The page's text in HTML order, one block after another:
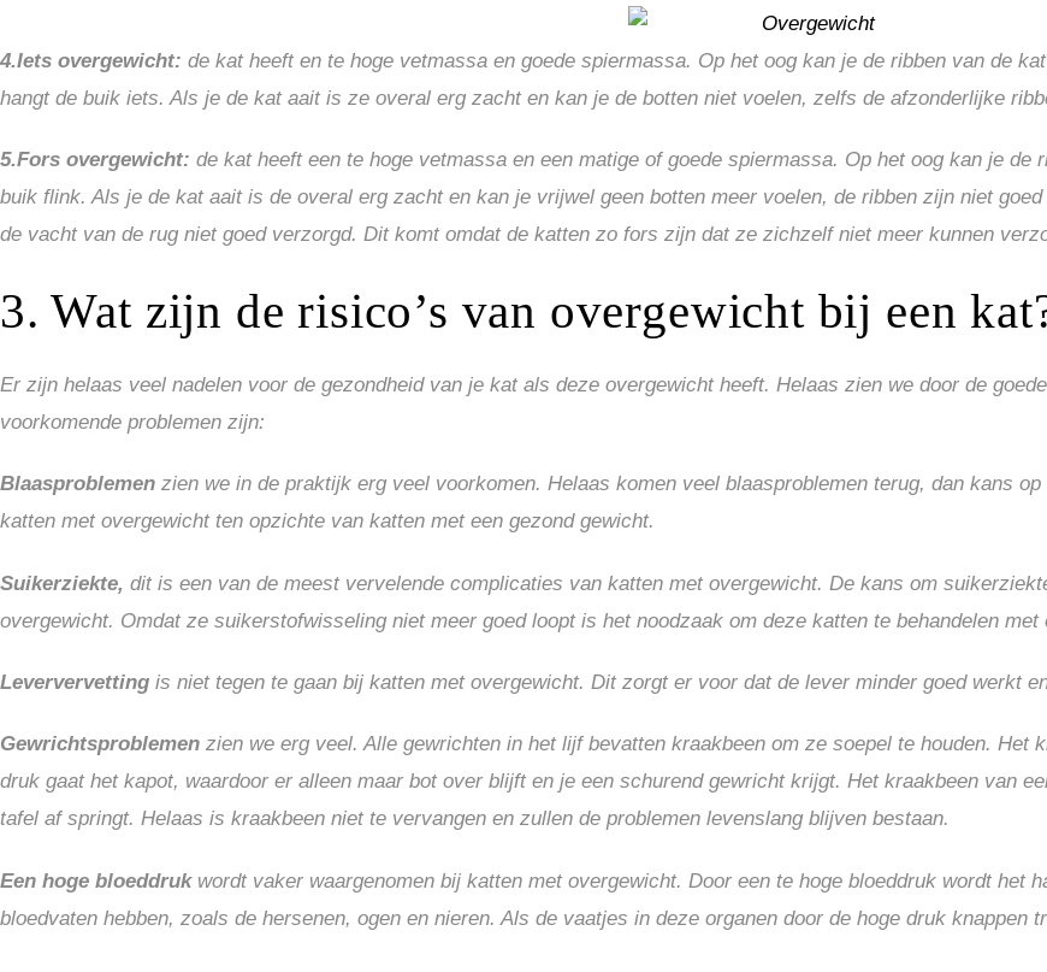
4.Iets overgewicht: de kat heeft en te hoge vetmassa en goede spiermassa. Op het oog kan je de ribben van de
hangt de buik iets. Als je de kat aait is ze overal erg zacht en kan je de botten niet voelen, zelfs de afzonderlijke
5.Fors overgewicht: de kat heeft een te hoge vetmassa en een matige of goede spiermassa. Op het oog kan je
buik flink. Als je de kat aait is de overal erg zacht en kan je vrijwel geen botten meer voelen, de ribben zijn niet
de vacht van de rug niet goed verzorgd. Dit komt omdat de katten zo fors zijn dat ze zichzelf niet meer kunnen
3. Wat zijn de risico’s van overgewicht bij een
Er zijn helaas veel nadelen voor de gezondheid van je kat als deze overgewicht heeft. Helaas zien we door de
voorkomende problemen zijn:
Blaasproblemen zien we in de praktijk erg veel voorkomen. Helaas komen veel blaasproblemen terug, dan kans
katten met overgewicht ten opzichte van katten met een gezond gewicht.
Suikerziekte, dit is een van de meest vervelende complicaties van katten met overgewicht. De kans om
overgewicht. Omdat ze suikerstofwisseling niet meer goed loopt is het noodzaak om deze katten te behandelen
Leververvetting is niet tegen te gaan bij katten met overgewicht. Dit zorgt er voor dat de lever minder goed werkt
Gewrichtsproblemen zien we erg veel. Alle gewrichten in het lijf bevatten kraakbeen om ze soepel te houden. Het
druk gaat het kapot, waardoor er alleen maar bot over blijft en je een schurend gewricht krijgt. Het kraakbeen van
tafel af springt. Helaas is kraakbeen niet te vervangen en zullen de problemen levenslang blijven bestaan.
Een hoge bloeddrukwordt vaker waargenomen bij katten met overgewicht. Door een te hoge bloeddruk wordt het
bloedvaten hebben, zoals de hersenen, ogen en nieren. Als de vaatjes in deze organen door de hoge druk knappen